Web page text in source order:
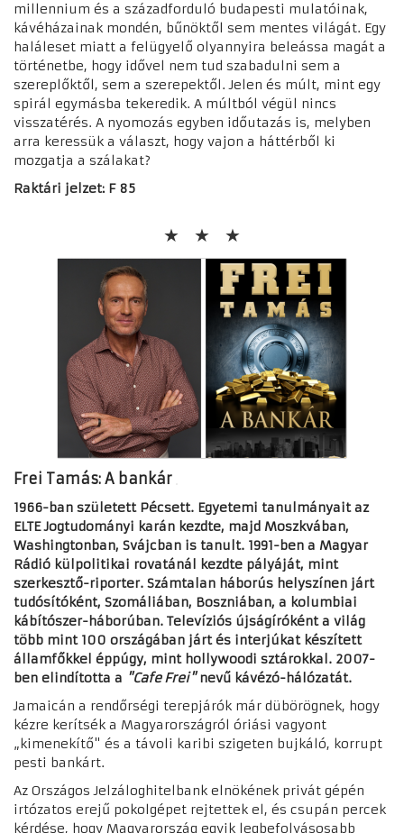
millennium és a századforduló budapesti mulatóinak,
kávéházainak mondén, bűnöktől sem mentes világát. Egy
haláleset miatt a felügyelő olyannyira beleássa magát a
történetbe, hogy idővel nem tud szabadulni sem a
szereplőktől, sem a szerepektől. Jelen és múlt, mint egy
spirál egymásba tekeredik. A múltból végül nincs
visszatérés. A nyomozás egyben időutazás is, melyben
arra keressük a választ, hogy vajon a háttérből ki
mozgatja a szálakat?
Raktári jelzet: F 85
Frei Tamás: A bankár
1966-ban született Pécsett. Egyetemi tanulmányait az
ELTE Jogtudományi karán kezdte, majd Moszkvában,
Washingtonban, Svájcban is tanult. 1991-ben a Magyar
Rádió külpolitikai rovatánál kezdte pályáját, mint
szerkesztő-riporter. Számtalan háborús helyszínen járt
tudósítóként, Szomáliában, Boszniában, a kolumbiai
kábítószer-háborúban. Televíziós újságíróként a világ
több mint 100 országában járt és interjúkat készített
államfőkkel éppúgy, mint hollywoodi sztárokkal. 2007-
ben elindította a "Cafe Frei"nevű kávézó-hálózatát.
Jamaicán a rendőrségi terepjárók már dübörögnek, hogy
kézre kerítsék a Magyarországról óriási vagyont
„kimenekítő" és a távoli karibi szigeten bujkáló, korrupt
pesti bankárt.
Az Országos Jelzáloghitelbank elnökének privát gépén
irtózatos erejű pokolgépet rejtettek el, és csupán percek
kérdése, hogy Magyarország egyik legbefolyásosabb